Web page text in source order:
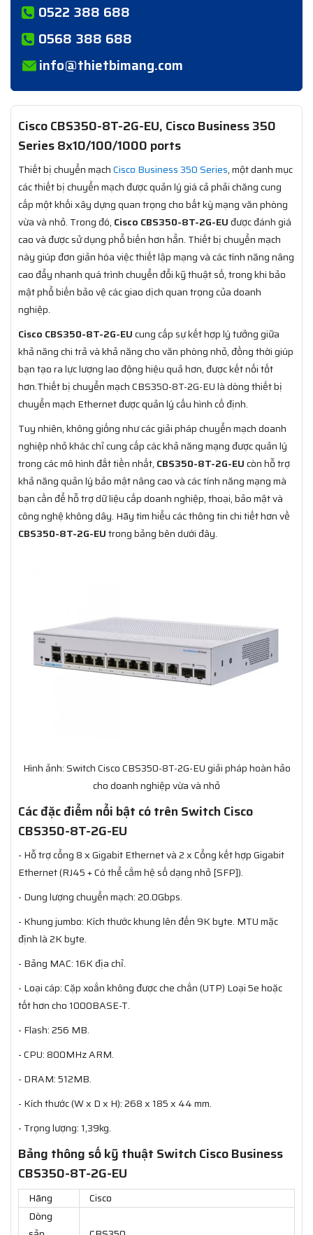
0522 388 688
0568 388 688
info@thietbimang.com
Cisco CBS350-8T-2G-EU, Cisco Business 350
Series 8x10/100/1000 ports
Thiết bị chuyển mạchCisco Business 350 Series, một danh mục
các thiết bị chuyển mạch được quản lý giá cả phải chăng cung
cấp một khối xây dựng quan trọng cho bất kỳ mạng văn phòng
vừa và nhỏ. Trong đó, Cisco CBS350-8T-2G-EU được đánh giá
cao và được sử dụng phổ biến hơn hẳn. Thiết bị chuyển mạch
này giúp đơn giản hóa việc thiết lập mạng và các tính năng nâng
cao đẩy nhanh quá trình chuyển đổi kỹ thuật số, trong khi bảo
mật phổ biến bảo vệ các giao dịch quan trọng của doanh
nghiệp.
Cisco CBS350-8T-2G-EUcung cấp sự kết hợp lý tưởng giữa
khả năng chi trả và khả năng cho văn phòng nhỏ, đồng thời giúp
bạn tạo ra lực lượng lao động hiệu quả hơn, được kết nối tốt
hơn.Thiết bị chuyển mạch CBS350-8T-2G-EU là dòng thiết bị
chuyển mạch Ethernet được quản lý cấu hình cố định.
Tuy nhiên, không giống như các giải pháp chuyển mạch doanh
nghiệp nhỏ khác chỉ cung cấp các khả năng mạng được quản lý
trong các mô hình đắt tiền nhất, CBS350-8T-2G-EUcòn hỗ trợ
khả năng quản lý bảo mật nâng cao và các tính năng mạng mà
bạn cần để hỗ trợ dữ liệu cấp doanh nghiệp, thoại, bảo mật và
công nghệ không dây. Hãy tìm hiểu các thông tin chi tiết hơn về
CBS350-8T-2G-EUtrong bảng bên dưới đây.
Hình ảnh: Switch Cisco CBS350-8T-2G-EU giải pháp hoàn hảo
cho doanh nghiệp vừa và nhỏ
Các đặc điểm nổi bật có trên Switch Cisco
CBS350-8T-2G-EU
- Hỗ trợ cổng 8 x Gigabit Ethernet và 2 x Cổng kết hợp Gigabit
Ethernet (RJ45 + Có thể cắm hệ số dạng nhỏ [SFP]).
- Dung lượng chuyển mạch: 20.0Gbps.
- Khung jumbo: Kích thước khung lên đến 9K byte. MTU mặc
định là 2K byte.
- Bảng MAC: 16K địa chỉ.
- Loại cáp: Cặp xoắn không được che chắn (UTP) Loại 5e hoặc
tốt hơn cho 1000BASE-T.
- Flash: 256 MB.
- CPU: 800MHz ARM.
- DRAM: 512MB.
- Kích thước (W x D x H): 268 x 185 x 44 mm.
- Trọng lượng: 1,39kg.
Bảng thông số kỹ thuật Switch Cisco Business
CBS350-8T-2G-EU
Hãng
Cisco
Dòng